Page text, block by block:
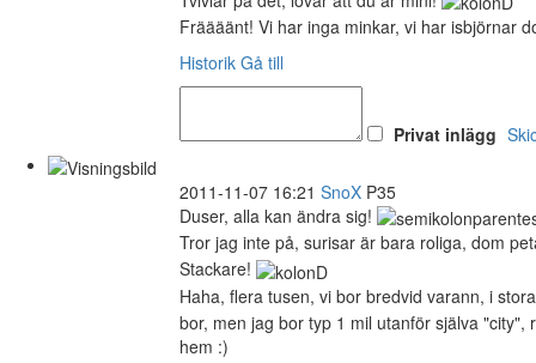
Fräääänt! Vi har inga minkar, vi har isbjörnar
Historik Gå till
Privat inlägg
2011-11-07 16:21 SnoX P35
Duser, alla kan ändra sig!
Tror jag inte på, surisar är bara roliga, dom
Stackare!
Haha, flera tusen, vi bor bredvid varann, i
bor, men jag bor typ 1 mil utanför själva
hem :)